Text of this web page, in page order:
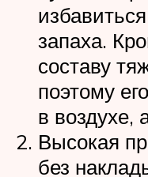
запаха.
составу
поэтому
в воздухе,
Высокая
без